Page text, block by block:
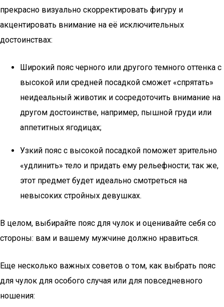
прекрасно визуально скорректировать фигуру и
акцентировать внимание на её исключительных
достоинствах:
Широкий пояс черного или другого темного оттенка с
высокой или средней посадкой сможет «спрятать»
неидеальный животик и сосредоточить внимание на
другом достоинстве, например, пышной груди или
аппетитных ягодицах;
Узкий пояс с высокой посадкой поможет зрительно
«удлинить» тело и придать ему рельефности; так же,
этот предмет будет идеально смотреться на
невысоких стройных девушках.
В целом, выбирайте пояс для чулок и оценивайте себя со
стороны: вам и вашему мужчине должно нравиться.
Еще несколько важных советов о том, как выбрать пояс
для чулок для особого случая или для повседневного
ношения: